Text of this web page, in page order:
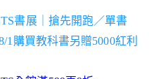
書展｜搶先開跑／單書
1購買教科書另贈5000紅利